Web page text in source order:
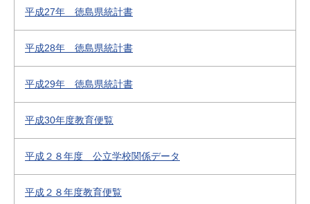
平成27年 徳島県統計書
平成28年 徳島県統計書
平成29年 徳島県統計書
平成30年度教育便覧
平成２８年度 公立学校関係データ
平成２８年度教育便覧